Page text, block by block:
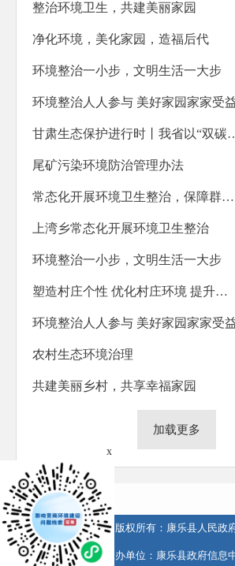
整治环境卫生，共建美丽家园
净化环境，美化家园，造福后代
环境整治一小步，文明生活一大步
环境整治人人参与 美好家园家家受
甘肃生态保护进行时丨我省以“
尾矿污染环境防治管理办法
常态化开展环境卫生整治，保障群众安全出行
上湾乡常态化开展环境卫生整治
环境整治一小步，文明生活一大步
塑造村庄个性 优化村庄环境 提升村庄文明
环境整治人人参与 美好家园家家受
农村生态环境治理
共建美丽乡村，共享幸福家园
加载更多
版权所有：康乐县人民政
承办单位：康乐县政府信息
x